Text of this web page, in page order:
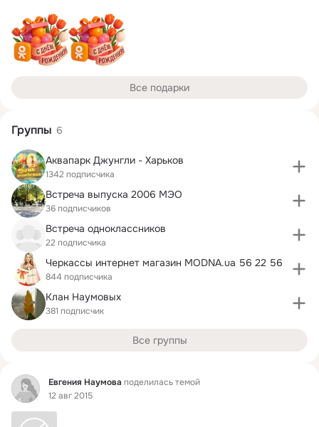
Фид Евгения Наумова поделилась темой
12 авг 2015
Все подарки
Группы 6
Аквапарк Джунгли - Харьков
1342 подписчика
Встреча выпуска 2006 МЭО
36 подписчиков
Встреча одноклассников
22 подписчика
Черкассы интернет магазин MODNA.ua 56 22 56
844 подписчика
Клан Наумовых
381 подписчик
Все группы